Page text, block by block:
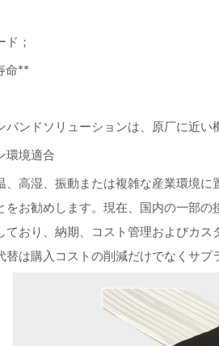
；
命**
バンドソリューションは、原厂に近い
環境適合
、高湿、振動または複雑な産業環境
をお勧めします。現在、国内の一部
ており、納期、コスト管理およびカ
替は購入コストの削減だけでなくサプ